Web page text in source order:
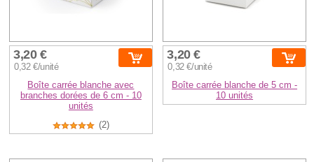
3,20 €
0,32 €/unité
Boîte carrée blanche avec
branches dorées de 6 cm - 10
unités
(2)
3,20 €
0,32 €/unité
Boîte carrée blanche de 5 cm -
10 unités